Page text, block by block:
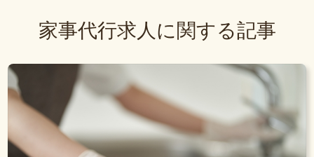
家事代行求人に関する記事